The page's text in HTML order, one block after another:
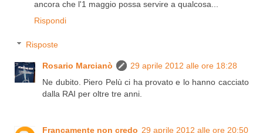
ancora che l'1 maggio possa servire a qualcosa...
Rispondi
Risposte
Rosario Marcianò
29 aprile 2012 alle ore 18:28
Ne dubito. Piero Pelù ci ha provato e lo hanno cacciato
dalla RAI per oltre tre anni.
Francamente non credo 29 aprile 2012 alle ore 20:50